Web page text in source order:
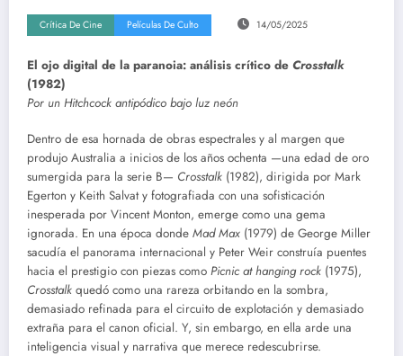
Crítica De Cine Películas De Culto 14/05/2025
El ojo digital de la paranoia: análisis crítico de Crosstalk
(1982)
Por un Hitchcock antipódico bajo luz neón
Dentro de esa hornada de obras espectrales y al margen que
produjo Australia a inicios de los años ochenta —una edad de oro
sumergida para la serie B— Crosstalk (1982), dirigida por Mark
Egerton y Keith Salvat y fotografiada con una sofisticación
inesperada por Vincent Monton, emerge como una gema
ignorada. En una época donde Mad Max (1979) de George Miller
sacudía el panorama internacional y Peter Weir construía puentes
hacia el prestigio con piezas como Picnic at hanging rock (1975),
Crosstalk quedó como una rareza orbitando en la sombra,
demasiado refinada para el circuito de explotación y demasiado
extraña para el canon oficial. Y, sin embargo, en ella arde una
inteligencia visual y narrativa que merece redescubrirse.